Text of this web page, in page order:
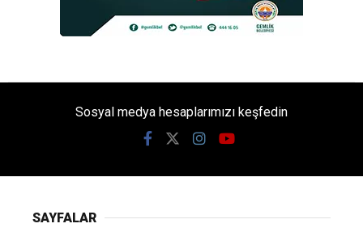
Sosyal medya hesaplarımızı keşfedin
SAYFALAR